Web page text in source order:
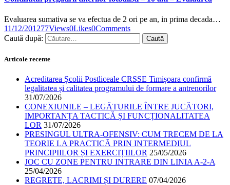
Evaluarea sumativa se va efectua de 2 ori pe an, in prima decada…
11/12/201277Views0Likes0Comments
Caută după:
Articole recente
Acreditarea Școlii Postliceale CRSSE Timișoara confirmă
legalitatea și calitatea programului de formare a antrenorilor
31/07/2026
CONEXIUNILE – LEGĂTURILE ÎNTRE JUCĂTORI,
IMPORTANȚA TACTICĂ ȘI FUNCȚIONALITATEA
LOR 31/07/2026
PRESINGUL ULTRA-OFENSIV: CUM TRECEM DE LA
TEORIE LA PRACTICĂ PRIN INTERMEDIUL
PRINCIPIILOR ȘI EXERCIȚIILOR 25/05/2026
JOC CU ZONE PENTRU INTRARE DIN LINIA A-2-A
25/04/2026
REGRETE, LACRIMI ȘI DURERE 07/04/2026